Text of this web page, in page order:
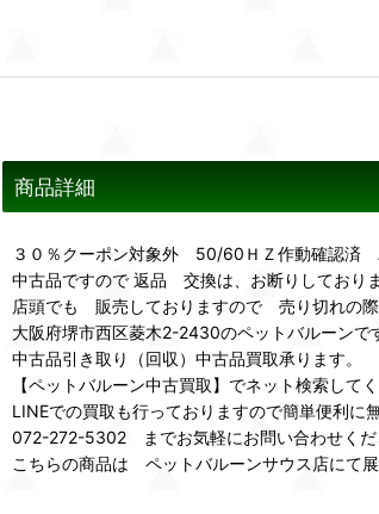
商品詳細
３０％クーポン対象外 50/60ＨＺ作動確認
中古品ですので 返品 交換は、お断りしており
店頭でも 販売しておりますので 売り切れの
大阪府堺市西区菱木2-2430のペットバルーンで
中古品引き取り（回収）中古品買取承ります。
【ペットバルーン中古買取】でネット検索し
LINEでの買取も行っておりますので簡単便利に
072-272-5302 までお気軽にお問い合わせくだ
こちらの商品は ペットバルーンサウス店にて